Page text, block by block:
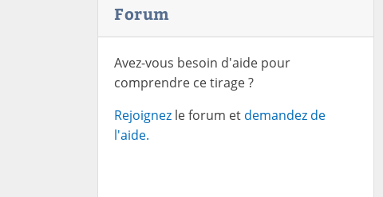
Forum
Avez-vous besoin d'aide pour
comprendre ce tirage ?
Rejoignez le forum et demandez de
l'aide.